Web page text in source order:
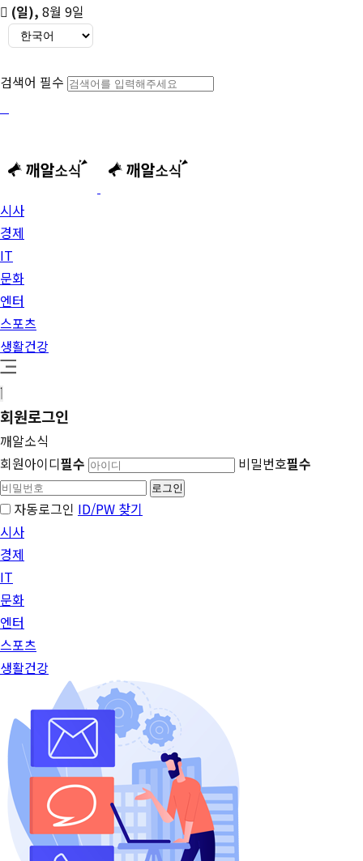
(일), 8월 9일
검색어 필수
시사
경제
IT
문화
엔터
스포츠
생활건강
회원로그인
깨알소식
회원아이디필수 비밀번호필수
자동로그인 ID/PW 찾기
시사
경제
IT
문화
엔터
스포츠
생활건강